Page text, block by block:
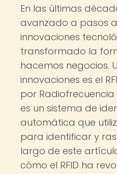
En las últimas
avanzado a pasos
innovaciones
transformado la
hacemos negocios.
innovaciones es el
por Radiofrecuencia
es un sistema de
automática que
para identificar y
largo de este
cómo el RFID ha